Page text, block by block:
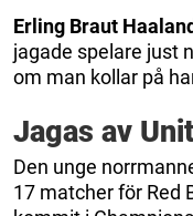
Erling Braut
jagade spelare just
om man kollar på
Jagas av
Den unge
17 matcher för Red